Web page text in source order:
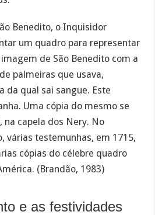
Benedito, o Inquisidor
um quadro para representar
de São Benedito com a
palmeiras que usava,
da qual sai sangue. Este
Uma cópia do mesmo se
na capela dos Nery. No
várias testemunhas, em 1715,
cópias do célebre quadro
(Brandão, 1983)
e as festividades